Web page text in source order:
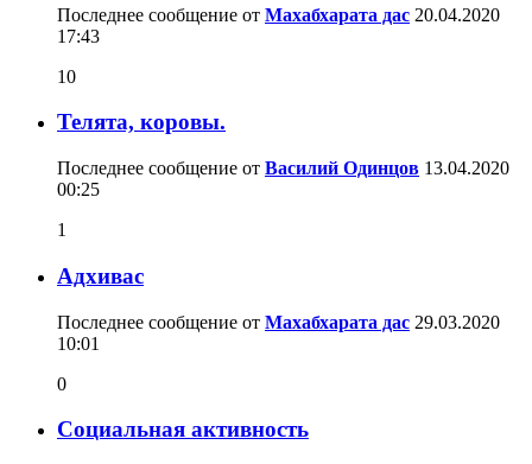
Последнее сообщение от Махабхарата дас 20.04.2020
17:43
10
Телята, коровы.
Последнее сообщение от Василий Одинцов 13.04.2020
00:25
1
Адхивас
Последнее сообщение от Махабхарата дас 29.03.2020
10:01
0
Социальная активность